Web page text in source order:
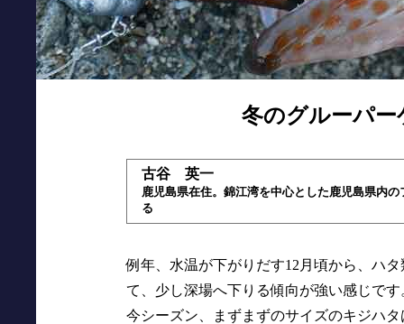
冬のグルーパ
古谷 英一
鹿児島県在住。錦江湾を中心とした鹿児島県内
る
例年、水温が下がりだす12月頃から、ハ
て、少し深場へ下りる傾向が強い感じです
今シーズン、まずまずのサイズのキジハ